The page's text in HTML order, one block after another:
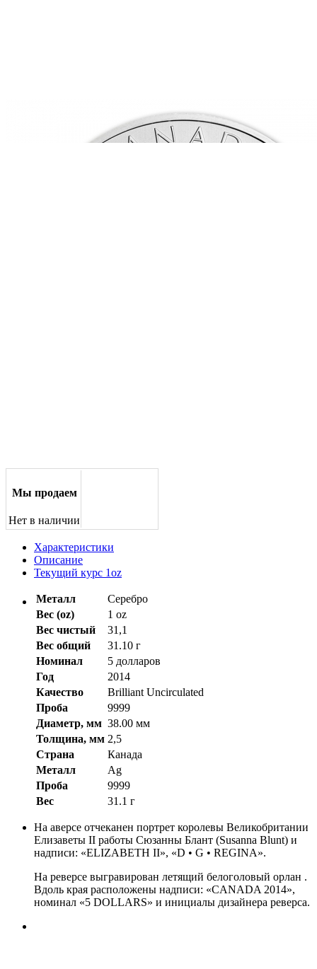
Мы продаем
Нет в наличии
Характеристики
Описание
Текущий курс 1oz
Металл
Серебро
Вес (oz)
1 oz
Вес чистый
31,1
Вес общий
31.10 г
Номинал
5 долларов
Год
2014
Качество
Brilliant Uncirculated
Проба
9999
Диаметр, мм 38.00 мм
Толщина, мм 2,5
Страна
Канада
Металл
Ag
Проба
9999
Вес
31.1 г
На аверсе отчеканен портрет королевы Великобритании
Елизаветы II работы Сюзанны Блант (Susanna Blunt) и
надписи: «ELIZABETH II», «D • G • REGINA».
На реверсе выгравирован летящий белоголовый орлан .
Вдоль края расположены надписи: «CANADA 2014»,
номинал «5 DOLLARS» и инициалы дизайнера реверса.